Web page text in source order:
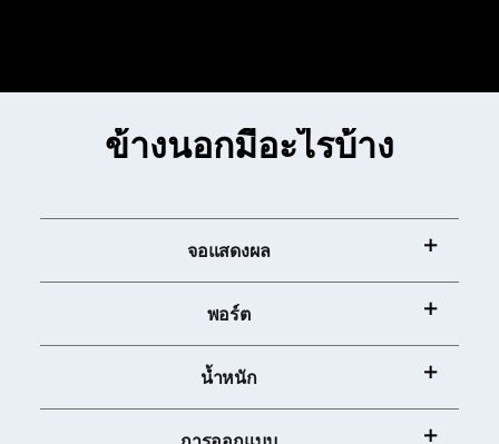
ข้างนอกมีอะไรบ้าง
จอแสดงผล
พอร์ต
น้ำหนัก